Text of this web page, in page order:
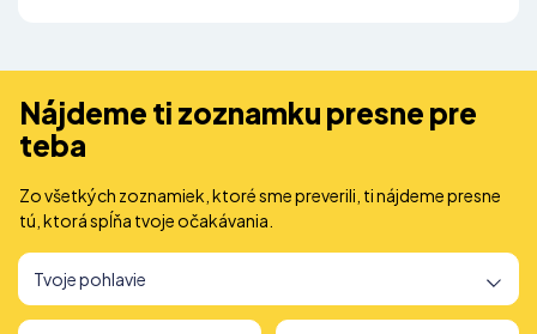
Nájdeme ti zoznamku presne pre
teba
Zo všetkých zoznamiek, ktoré sme preverili, ti nájdeme presne
tú, ktorá spĺňa tvoje očakávania.